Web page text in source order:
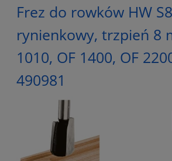
Frez do rowków HW
rynienkowy, trzpień 8
1010, OF 1400, OF
490981